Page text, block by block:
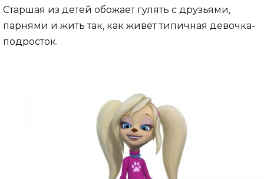
Старшая из детей обожает гулять с друзьями,
парнями и жить так, как живёт типичная девочка-
подросток.